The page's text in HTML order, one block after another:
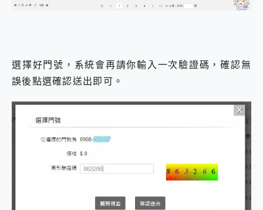
選擇好門號，系統會再請你輸入一次驗證碼，確認無
誤後點選確認送出即可。